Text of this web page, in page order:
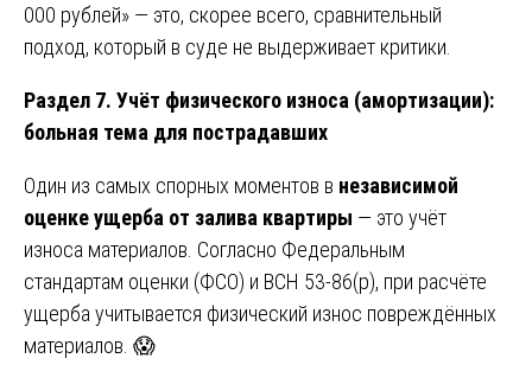
000 рублей» — это, скорее всего, сравнительный
подход, который в суде не выдерживает критики.
Раздел 7. Учёт физического износа (амортизации):
больная тема для пострадавших
Один из самых спорных моментов в независимой
оценке ущерба от залива квартиры — это учёт
износа материалов. Согласно Федеральным
стандартам оценки (ФСО) и ВСН 53-86(р), при расчёте
ущерба учитывается физический износ повреждённых
материалов. 😱